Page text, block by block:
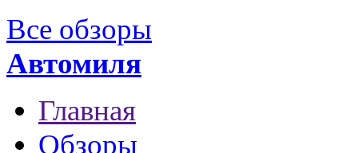
Все обзоры
Автомиля
Главная
Обзоры